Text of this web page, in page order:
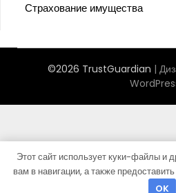
Страхование имущества
©2026 TrustGuardian |
Этот сайт использует куки-файлы и
вам в навигации, а также
OK